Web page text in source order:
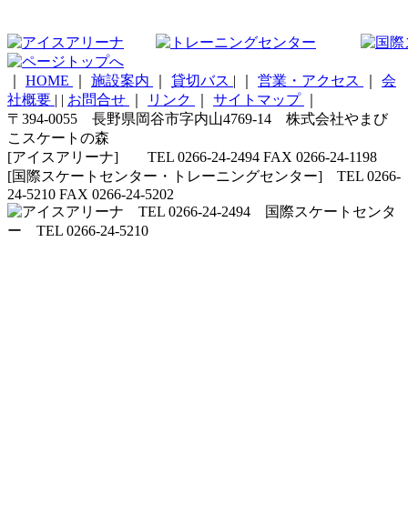
HOME 施設案内 貸切バス | 営業・アクセス
会
社概要 | | お問合せ リンク サイトマップ
〒394-0055 長野県岡谷市字内山4769-14 株式会社やまび
こスケートの森
[アイスアリーナ] TEL 0266-24-2494 FAX 0266-24-1198
[国際スケートセンター・トレーニングセンター] TEL 0266-
24-5210 FAX 0266-24-5202